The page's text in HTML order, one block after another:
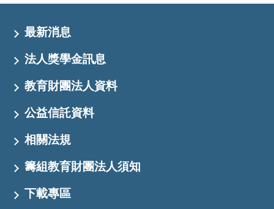
最新消息
法人獎學金訊息
教育財團法人資料
公益信託資料
相關法規
籌組教育財團法人須知
下載專區